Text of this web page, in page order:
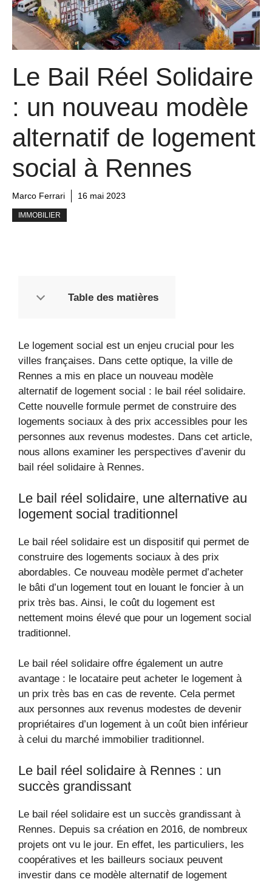
Le Bail Réel Solidaire
: un nouveau modèle
alternatif de logement
social à Rennes
Marco Ferrari 16 mai 2023
IMMOBILIER
Table des matières
Le logement social est un enjeu crucial pour les
villes françaises. Dans cette optique, la ville de
Rennes a mis en place un nouveau modèle
alternatif de logement social : le bail réel solidaire.
Cette nouvelle formule permet de construire des
logements sociaux à des prix accessibles pour les
personnes aux revenus modestes. Dans cet article,
nous allons examiner les perspectives d’avenir du
bail réel solidaire à Rennes.
Le bail réel solidaire, une alternative au
logement social traditionnel
Le bail réel solidaire est un dispositif qui permet de
construire des logements sociaux à des prix
abordables. Ce nouveau modèle permet d’acheter
le bâti d’un logement tout en louant le foncier à un
prix très bas. Ainsi, le coût du logement est
nettement moins élevé que pour un logement social
traditionnel.
Le bail réel solidaire offre également un autre
avantage : le locataire peut acheter le logement à
un prix très bas en cas de revente. Cela permet
aux personnes aux revenus modestes de devenir
propriétaires d’un logement à un coût bien inférieur
à celui du marché immobilier traditionnel.
Le bail réel solidaire à Rennes : un
succès grandissant
Le bail réel solidaire est un succès grandissant à
Rennes. Depuis sa création en 2016, de nombreux
projets ont vu le jour. En effet, les particuliers, les
coopératives et les bailleurs sociaux peuvent
investir dans ce modèle alternatif de logement